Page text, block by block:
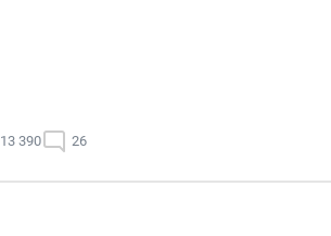
13 390 26